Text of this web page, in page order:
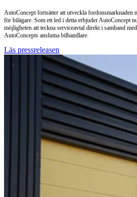
AutoConcept fortsätter att utveckla fordonsmarknaden
för bilägare. Som ett led i detta erbjuder AutoConcept
möjligheten att teckna serviceavtal direkt i samband
AutoConcepts anslutna bilhandlare.
Läs pressreleasen